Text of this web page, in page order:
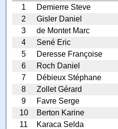
1
Demierre Steve
2
Gisler Daniel
3
de Montet Marc
4
Sené Eric
5
Deresse Françoise
6
Roch Daniel
7
Débieux Stéphane
8
Zollet Gérard
9
Favre Serge
10
Berton Karine
11
Karaca Selda